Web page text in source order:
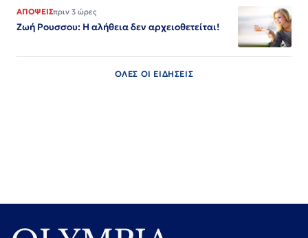
ΑΠΟΨΕΙΣπριν 3 ώρες
Ζωή Ρουσσου: Η αλήθεια δεν αρχειοθετείται!
ΟΛΕΣ ΟΙ ΕΙΔΗΣΕΙΣ